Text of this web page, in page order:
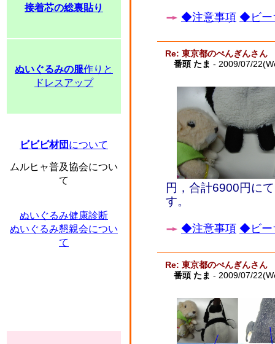
接着芯の総裏貼り
ぬいぐるみの服作りと
ドレスアップ
ビビビ材団 について
ムルヒャ普及協会につい
て
ぬいぐるみ健康診断
ぬいぐるみ懇親会につい
て
◆注意事項 ◆ビー
Re: 東京都のぺんぎんさん
番頭 たま - 2009/07/
円，合計6900円に
す。
◆注意事項 ◆ビー
Re: 東京都のぺんぎんさん
番頭 たま - 2009/07/